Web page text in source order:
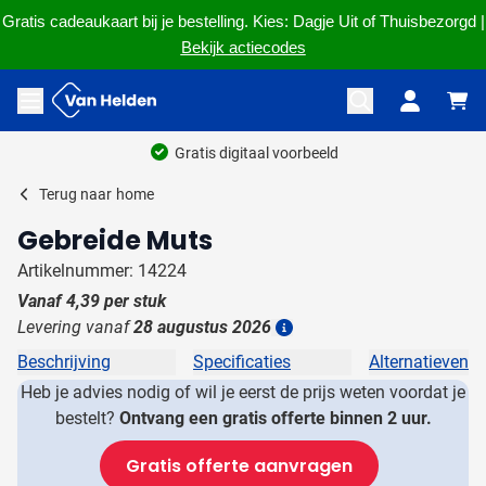
Gratis cadeaukaart bij je bestelling. Kies: Dagje Uit of Thuisbezorgd |
Bekijk actiecodes
Ga naar de inhoud
Menu openen
Gratis digitaal voorbeeld
Terug naar home
Gebreide Muts
Artikelnummer: 14224
Vanaf4,39 per stuk
Levering vanaf28 augustus 2026
Beschrijving Specificaties
Alternatieven
Heb je advies nodig of wil je eerst de prijs weten voordat je
bestelt? Ontvang een gratis offerte binnen 2 uur.
Gratis offerte aanvragen